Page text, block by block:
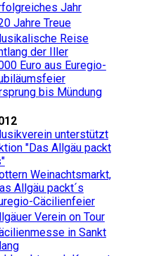
Jahr
Jahre Treue
Reise
der Iller
Euro aus Euregio-
bis Mündung
unterstützt
"Das Allgäu packt
Weinachtsmarkt,
Allgäu packt´s
Cäcilienfeier
Verein on Tour
in Sankt